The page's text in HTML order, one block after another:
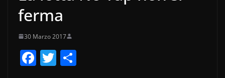
ferma
30 Marzo 2017
F
a
T
w